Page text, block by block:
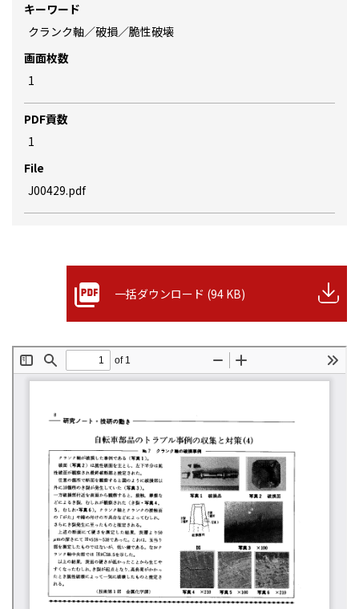
キーワード
クランク軸／破損／脆性破壊
画面枚数
1
PDF貢数
1
File
J00429.pdf
一括ダウンロード (94 KB)